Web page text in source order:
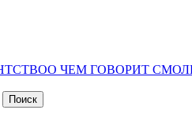
О ЧЕМ ГОВОРИТ